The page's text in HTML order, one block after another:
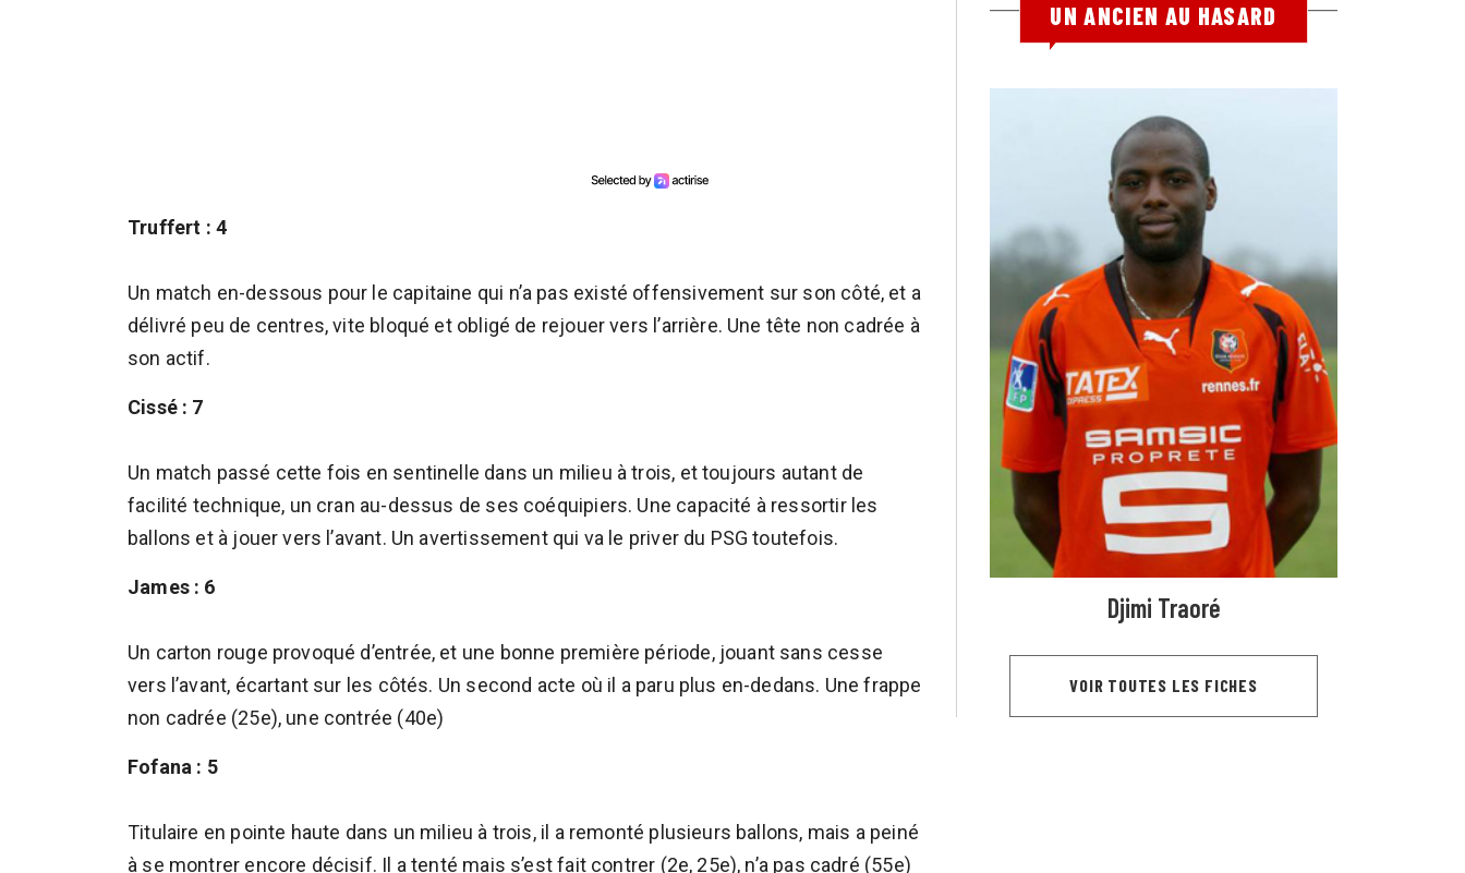
Truffert : 4
Un match en-dessous pour le capitaine qui n’a pas existé offensivement sur son côté, et a
délivré peu de centres, vite bloqué et obligé de rejouer vers l’arrière. Une tête non cadrée à
son actif.
Cissé : 7
Un match passé cette fois en sentinelle dans un milieu à trois, et toujours autant de
facilité technique, un cran au-dessus de ses coéquipiers. Une capacité à ressortir les
ballons et à jouer vers l’avant. Un avertissement qui va le priver du PSG toutefois.
James : 6
Un carton rouge provoqué d’entrée, et une bonne première période, jouant sans cesse
vers l’avant, écartant sur les côtés. Un second acte où il a paru plus en-dedans. Une frappe
non cadrée (25e), une contrée (40e)
Fofana : 5
Titulaire en pointe haute dans un milieu à trois, il a remonté plusieurs ballons, mais a peiné
à se montrer encore décisif. Il a tenté mais s’est fait contrer (2e, 25e), n’a pas cadré (55e)
UN ANCIEN AU HASARD
Djimi Traoré
VOIR TOUTES LES FICHES